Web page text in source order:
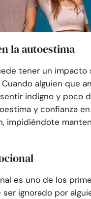
la autoestima
tener un impacto
Cuando alguien que
indigno y poco
y confianza
impidiéndote
es uno de los
ignorado por